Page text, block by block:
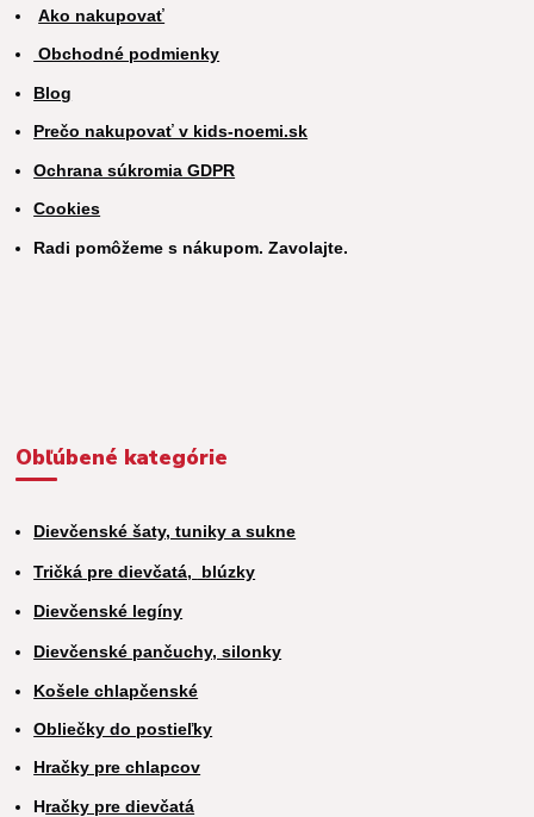
Ako nakupovať
Obchodné podmienky
Blog
Prečo nakupovať v kids-noemi.sk
Ochrana súkromia GDPR
Cookies
Radi pomôžeme s nákupom. Zavolajte.
Obľúbené kategórie
Dievčenské šaty, tuniky a sukne
Tričká pre dievčatá, blúzky
Dievčenské legíny
Dievčenské pančuchy, silonky
Košele chlapčenské
Obliečky do postieľky
Hračky pre chlapcov
Hračky pre dievčatá